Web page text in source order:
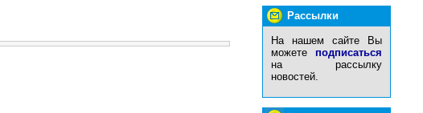
Рассылки
На нашем сайте Вы
можете подписаться
на рассылку
новостей.